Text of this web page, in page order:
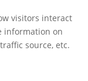
visitors interact
information on
source, etc.